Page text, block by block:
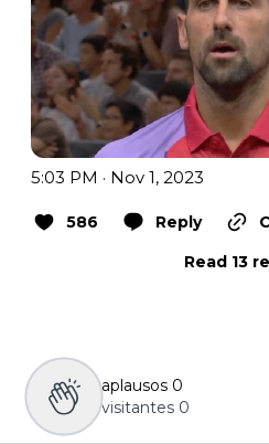
5:03 PM · Nov 1, 2023
586 Reply
Read 13
aplausos 0
visitantes 0